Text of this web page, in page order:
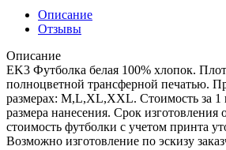
Описание
Отзывы
Описание
EK3 Футболка белая 100% хлопок.
полноцветной трансферной печатью.
размерах: M,L,XL,XXL. Стоимость за 1
размера нанесения. Срок
стоимость футболки с учетом принта
Возможно изготовление по эскизу